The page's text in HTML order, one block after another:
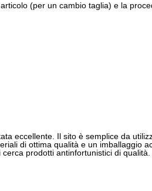
(per un cambio taglia) e la
eccellente. Il sito è semplice da
di ottima qualità e un imballaggio
prodotti antinfortunistici di qualità.